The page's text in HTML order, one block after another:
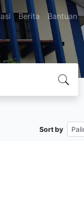
Berita Bantuan
Sort by